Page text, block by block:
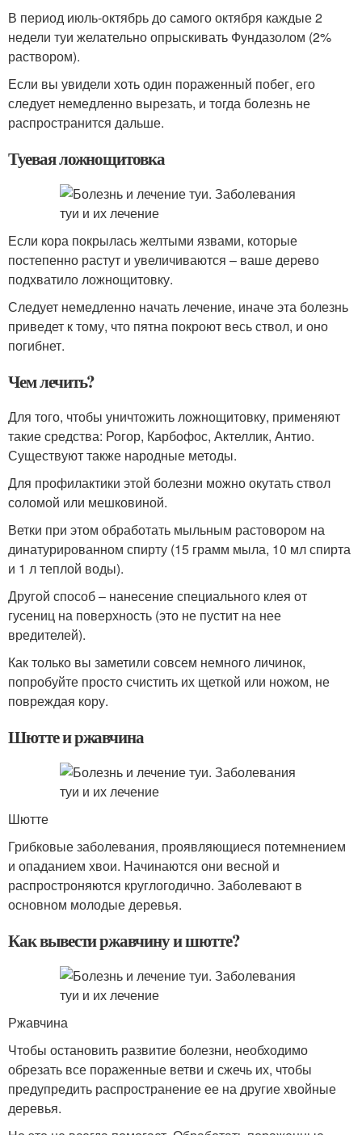
В период июль-октябрь до самого октября каждые 2
недели туи желательно опрыскивать Фундазолом (2%
раствором).
Если вы увидели хоть один пораженный побег, его
следует немедленно вырезать, и тогда болезнь не
распространится дальше.
Туевая ложнощитовка
Если кора покрылась желтыми язвами, которые
постепенно растут и увеличиваются – ваше дерево
подхватило ложнощитовку.
Следует немедленно начать лечение, иначе эта болезнь
приведет к тому, что пятна покроют весь ствол, и оно
погибнет.
Чем лечить?
Для того, чтобы уничтожить ложнощитовку, применяют
такие средства: Рогор, Карбофос, Актеллик, Антио.
Существуют также народные методы.
Для профилактики этой болезни можно окутать ствол
соломой или мешковиной.
Ветки при этом обработать мыльным растовором на
динатурированном спирту (15 грамм мыла, 10 мл спирта
и 1 л теплой воды).
Другой способ – нанесение специального клея от
гусениц на поверхность (это не пустит на нее
вредителей).
Как только вы заметили совсем немного личинок,
попробуйте просто счистить их щеткой или ножом, не
повреждая кору.
Шютте и ржавчина
Шютте
Грибковые заболевания, проявляющиеся потемнением
и опаданием хвои. Начинаются они весной и
распростроняются круглогодично. Заболевают в
основном молодые деревья.
Как вывести ржавчину и шютте?
Ржавчина
Чтобы остановить развитие болезни, необходимо
обрезать все пораженные ветви и сжечь их, чтобы
предупредить распространение ее на другие хвойные
деревья.